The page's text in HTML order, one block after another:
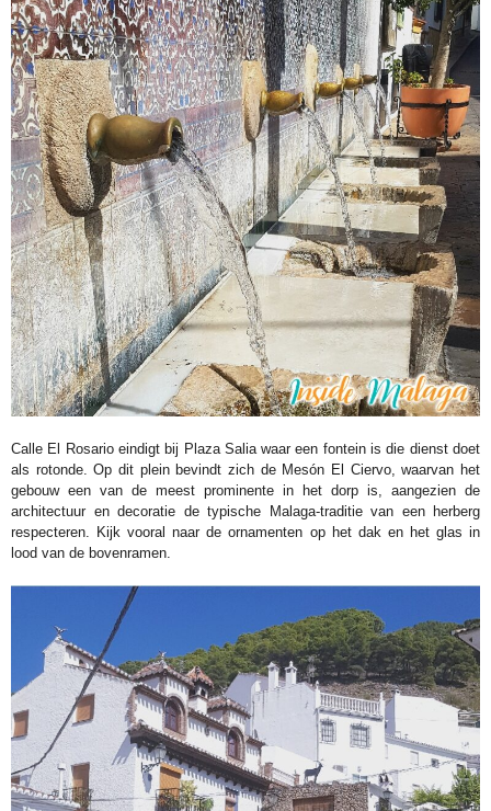
Calle El Rosario eindigt bij Plaza Salia waar een fontein is die dienst doet
als rotonde. Op dit plein bevindt zich de Mesón El Ciervo, waarvan het
gebouw een van de meest prominente in het dorp is, aangezien de
architectuur en decoratie de typische Malaga-traditie van een herberg
respecteren. Kijk vooral naar de ornamenten op het dak en het glas in
lood van de bovenramen.